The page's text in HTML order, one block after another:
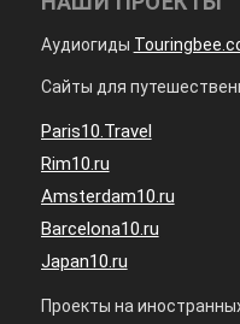
Аудиогиды
Сайты для
Paris10.Travel
Rim10.ru
Amsterdam10.ru
Barcelona10.ru
Japan10.ru
Проекты на